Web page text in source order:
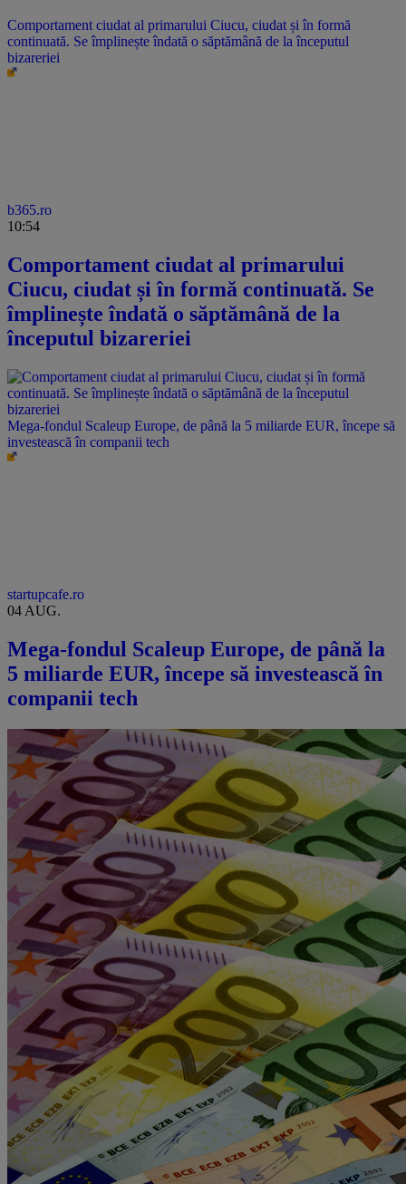
Comportament ciudat al primarului Ciucu, ciudat și în formă
continuată. Se împlinește îndată o săptămână de la începutul
bizareriei
b365.ro
10:54
Comportament ciudat al primarului
Ciucu, ciudat și în formă continuată. Se
împlinește îndată o săptămână de la
începutul bizareriei
Mega-fondul Scaleup Europe, de până la 5 miliarde EUR, începe să
investească în companii tech
startupcafe.ro
04 AUG.
Mega-fondul Scaleup Europe, de până la
5 miliarde EUR, începe să investească în
companii tech